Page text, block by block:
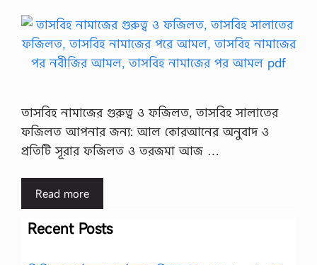
তাসবিহ নামাজের গুরুত্ব ও ফজিলত, তাসবিহ সালাতের
ফজিলত আপনার জন্য: আল কোরআনের অনুবাদ ও
প্রতিটি সূরার ফজিলত ও তরজমা আজ …
Read more
Recent Posts